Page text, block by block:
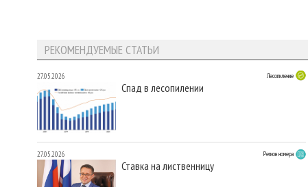
РЕКОМЕНДУЕМЫЕ СТАТЬИ
27.05.2026 Лесопиление
Спад в лесопилении
27.05.2026 Регион номера
Ставка на лиственницу